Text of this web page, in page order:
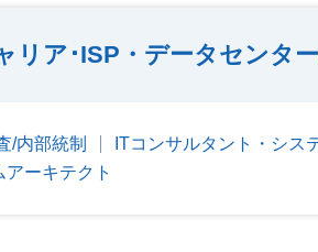
リア･ISP・データセンタ
/内部統制
ITコンサルタント・シス
アーキテクト